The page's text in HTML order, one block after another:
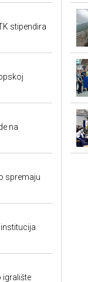
stipendira
na
spremaju
igralište